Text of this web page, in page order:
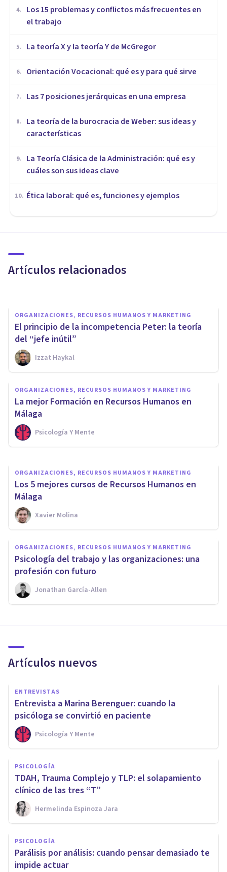
4.
​Los 15 problemas y conflictos más frecuentes en
el trabajo
5. La teoría X y la teoría Y de McGregor
6. Orientación Vocacional: qué es y para qué sirve
7. Las 7 posiciones jerárquicas en una empresa
8.
La teoría de la burocracia de Weber: sus ideas y
características
9.
La Teoría Clásica de la Administración: qué es y
cuáles son sus ideas clave
10. Ética laboral: qué es, funciones y ejemplos
Artículos relacionados
Los 9 mejores cursos sobre
personas y equipos
ORGANIZACIONES, RECURSOS HUMANOS Y MARKETING
El principio de la incompetencia Peter: la teoría
del “jefe inútil”
Izzat Haykal
ORGANIZACIONES, RECURSOS HUMANOS Y MARKETING
La mejor Formación en Recursos Humanos en
Málaga
Psicología Y Mente
Síndrome Boreout:
aburrimiento en el trabajo
Jonathan García-Allen
ORGANIZACIONES, RECURSOS HUMANOS Y MARKETING
Los 5 mejores cursos de Recursos Humanos en
Málaga
Xavier Molina
ORGANIZACIONES, RECURSOS HUMANOS Y MARKETING
​Psicología del trabajo y las organizaciones: una
profesión con futuro
Jonathan García-Allen
Artículos nuevos
ENTREVISTAS
Entrevista a Marina Berenguer: cuando la
psicóloga se convirtió en paciente
Psicología Y Mente
PSICOLOGÍA
TDAH, Trauma Complejo y TLP: el solapamiento
clínico de las tres “T”
Hermelinda Espinoza Jara
PSICOLOGÍA
Parálisis por análisis: cuando pensar demasiado te
impide actuar